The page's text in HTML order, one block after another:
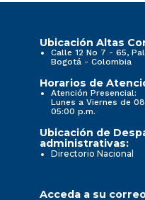
Ubicación Altas
Calle 12 No 7 - 65,
Bogotá - Colombia
Horarios de
Atención Presencial:
Lunes a Viernes de
05:00 p.m.
Ubicación de
administrativas:
Directorio Nacional
Acceda a su